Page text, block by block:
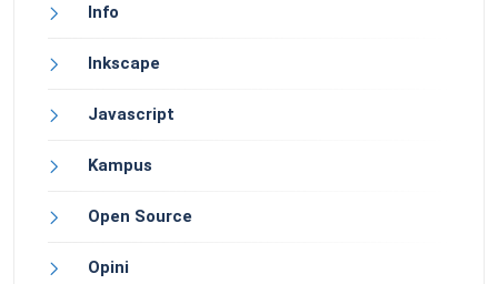
Info
Inkscape
Javascript
Kampus
Open Source
Opini